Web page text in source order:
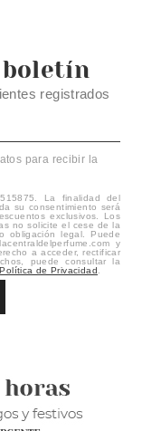
registrados
para recibir la
La finalidad del
su consentimiento será
exclusivos. Los
no solicite el cese de la
obligación legal. Puede
y
a acceder, rectificar
puede consultar la
Política de Privacidad